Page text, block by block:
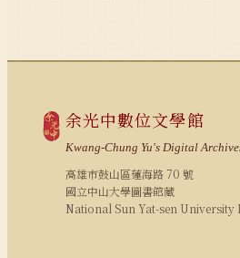
余光中數位文學館
Kwang-Chung Yu's Digital
高雄市鼓山區蓮海路 70 號
國立中山大學圖書館藏
National Sun Yat-sen